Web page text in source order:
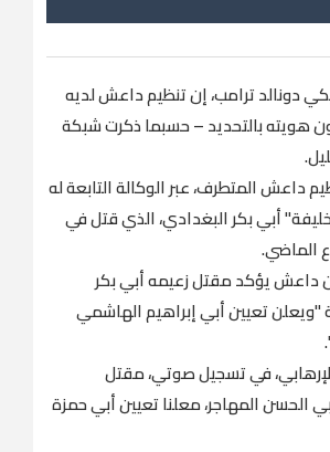
دونالد ترامب، إن تنظيم داعش لديه
هويته بالتحديد – حسبما ذكرت شبكة
داعش المتطرف، عبر الوكالة التابعة له
أبي بكر البغدادي، الذي قتل في
الماضي.
داعش يؤكد مقتل زعيمه أبي بكر
تعيين أبي إبراهيم الهاشمي
في تسجيل صوتي، مقتل
الحسن المهاجر، معلنا تعيين أبي حمزة